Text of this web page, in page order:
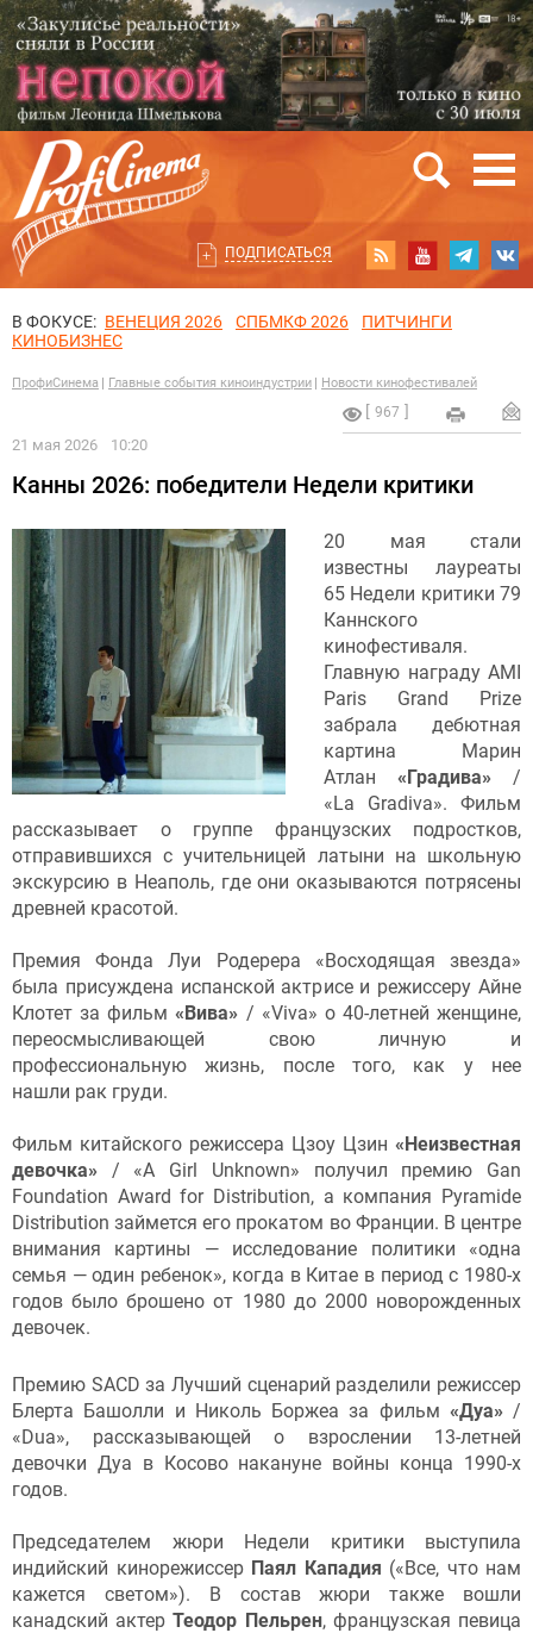
ПОДПИСАТЬСЯ
В ФОКУСЕ: ВЕНЕЦИЯ 2026 СПБМКФ 2026
ПИТЧИНГИ
КИНОБИЗНЕС
ПрофиСинема Главные события киноиндустрии Новости кинофестивалей
967
21 мая 2026 10:20
Канны 2026: победители Недели критики
20 мая стали
известны лауреаты
65 Недели критики 79
Каннского
кинофестиваля.
Главную награду AMI
Paris Grand Prize
забрала дебютная
картина Марин
Атлан «Градива» /
«La Gradiva». Фильм
рассказывает о группе французских подростков,
отправившихся с учительницей латыни на школьную
экскурсию в Неаполь, где они оказываются потрясены
древней красотой.
Премия Фонда Луи Родерера «Восходящая звезда»
была присуждена испанской актрисе и режиссеру Айне
Клотет за фильм«Вива» / «Viva» о 40-летней женщине,
переосмысливающей свою личную и
профессиональную жизнь, после того, как у нее
нашли рак груди.
Фильм китайского режиссера Цзоу Цзин «Неизвестная
девочка» / «A Girl Unknown» получил премию Gan
Foundation Award for Distribution, а компания Pyramide
Distribution займется его прокатом во Франции. В центре
внимания картины — исследование политики «одна
семья — один ребенок», когда в Китае в период с 1980-х
годов было брошено от 1980 до 2000 новорожденных
девочек.
Премию SACD за Лучший сценарий разделили режиссер
Блерта Башолли и Николь Боржеа за фильм «Дуа» /
«Dua», рассказывающей о взрослении 13-летней
девочки Дуа в Косово накануне войны конца 1990-х
годов.
Председателем жюри Недели критики выступила
индийский кинорежиссер Паял Кападия («Все, что нам
кажется светом»). В состав жюри также вошли
канадский актерТеодор Пельрен, французская певица